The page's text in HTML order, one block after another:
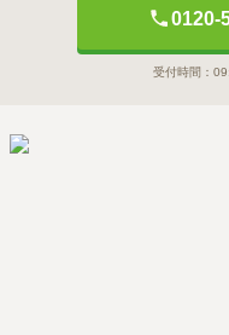
0120-
受付時間：